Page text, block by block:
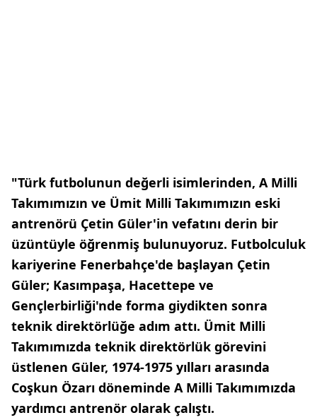
"Türk futbolunun değerli isimlerinden, A Milli
Takımımızın ve Ümit Milli Takımımızın eski
antrenörü Çetin Güler'in vefatını derin bir
üzüntüyle öğrenmiş bulunuyoruz. Futbolculuk
kariyerine Fenerbahçe'de başlayan Çetin
Güler; Kasımpaşa, Hacettepe ve
Gençlerbirliği'nde forma giydikten sonra
teknik direktörlüğe adım attı. Ümit Milli
Takımımızda teknik direktörlük görevini
üstlenen Güler, 1974-1975 yılları arasında
Coşkun Özarı döneminde A Milli Takımımızda
yardımcı antrenör olarak çalıştı.